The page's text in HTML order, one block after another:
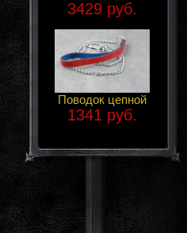
3429 руб.
Поводок цепной
1341 руб.